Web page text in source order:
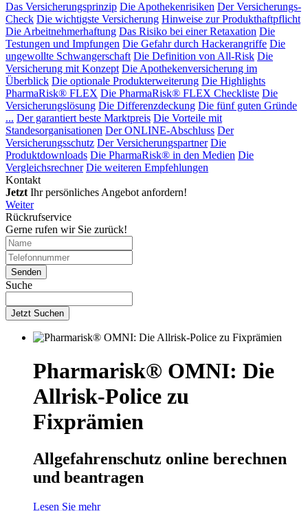
Das Versicherungsprinzip Die Apothekenrisiken Der Versicherungs-
Check Die wichtigste Versicherung Hinweise zur Produkthaftpflicht
Die Arbeitnehmerhaftung Das Risiko bei einer Retaxation Die
Testungen und Impfungen Die Gefahr durch Hackerangriffe Die
ungewollte Schwangerschaft Die Definition von All-Risk Die
Versicherung mit Konzept Die Apothekenversicherung im
Überblick Die optionale Produkterweiterung Die Highlights
PharmaRisk® FLEX Die PharmaRisk® FLEX Checkliste Die
Versicherungslösung Die Differenzdeckung Die fünf guten Gründe
... Der garantiert beste Marktpreis Die Vorteile mit
Standesorganisationen Der ONLINE-Abschluss Der
Versicherungsschutz Der Versicherungspartner Die
Produktdownloads Die PharmaRisk® in den Medien Die
Vergleichsrechner Die weiteren Empfehlungen
Kontakt
Jetzt Ihr persönliches Angebot anfordern!
Weiter
Rückrufservice
Gerne rufen wir Sie zurück!
Suche
Jetzt Suchen
Pharmarisk® OMNI: Die
Allrisk-Police zu
Fixprämien
Allgefahrenschutz online berechnen
und beantragen
Lesen Sie mehr